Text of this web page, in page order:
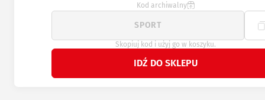
Kod archiwalny
Skopiuj kod i użyj go w koszyku.
IDŹ DO SKLEPU